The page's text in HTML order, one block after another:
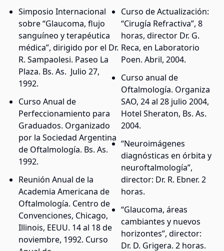
Simposio Internacional
sobre “Glaucoma, flujo
sanguíneo y terapéutica
médica”, dirigido por el Dr.
R. Sampaolesi. Paseo La
Plaza. Bs. As. Julio 27,
1992.
Curso Anual de
Perfeccionamiento para
Graduados. Organizado
por la Sociedad Argentina
de Oftalmología. Bs. As.
1992.
Reunión Anual de la
Academia Americana de
Oftalmología. Centro de
Convenciones, Chicago,
Illinois, EEUU. 14 al 18 de
noviembre, 1992. Curso
Curso de Actualización:
“Cirugía Refractiva”, 8
horas, director Dr. G.
Reca, en Laboratorio
Poen. Abril, 2004.
Curso anual de
Oftalmología. Organiza
SAO, 24 al 28 julio 2004,
Hotel Sheraton, Bs. As.
2004.
“Neuroimágenes
diagnósticas en órbita y
neuroftalmología”,
director: Dr. R. Ebner. 2
horas.
“Glaucoma, áreas
cambiantes y nuevos
horizontes”, director:
Dr. D. Grigera. 2 horas.